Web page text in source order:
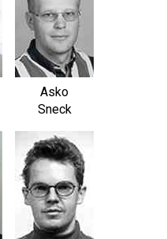
Asko
Sneck